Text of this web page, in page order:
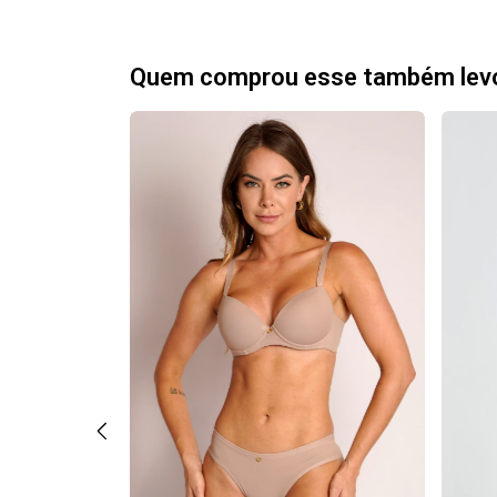
Quem comprou esse também